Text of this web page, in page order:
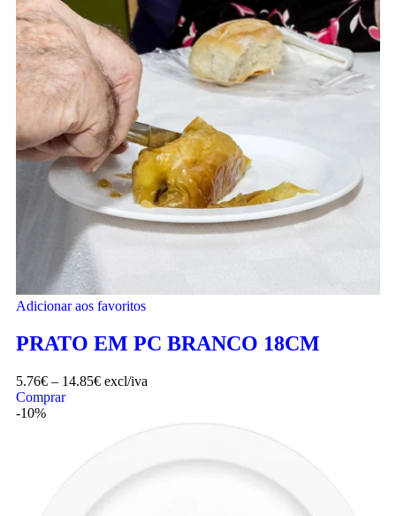
Adicionar aos favoritos
PRATO EM PC BRANCO 18CM
5.76€ – 14.85€ excl/iva
Comprar
-10%